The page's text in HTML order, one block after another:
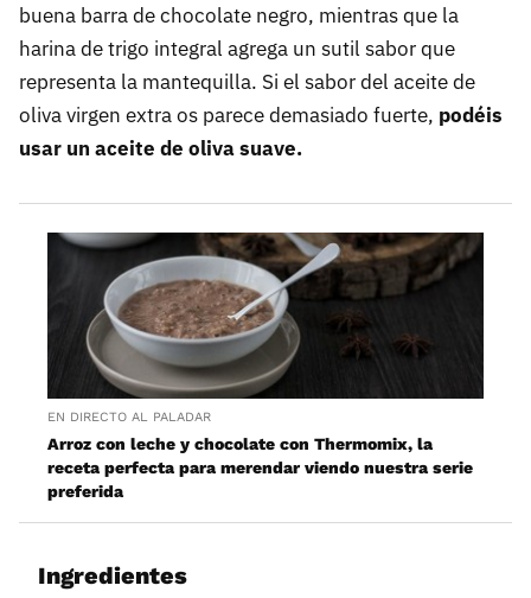
buena barra de chocolate negro, mientras que la
harina de trigo integral agrega un sutil sabor que
representa la mantequilla. Si el sabor del aceite de
oliva virgen extra os parece demasiado fuerte, podéis
usar un aceite de oliva suave.
EN DIRECTO AL PALADAR
Arroz con leche y chocolate con Thermomix, la
receta perfecta para merendar viendo nuestra serie
preferida
Ingredientes